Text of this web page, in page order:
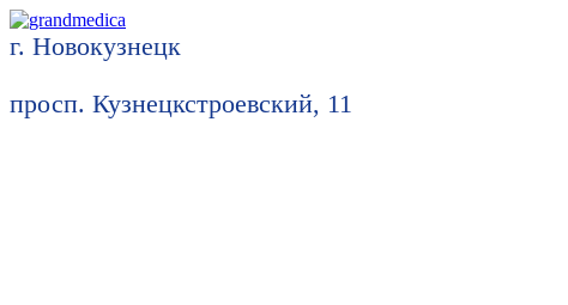
г. Новокузнецк
просп. Кузнецкстроевский, 11